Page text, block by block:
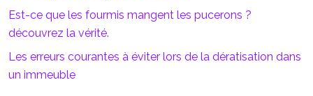
Est-ce que les fourmis mangent les pucerons ?
découvrez la vérité.
Les erreurs courantes à éviter lors de la dératisation dans
un immeuble